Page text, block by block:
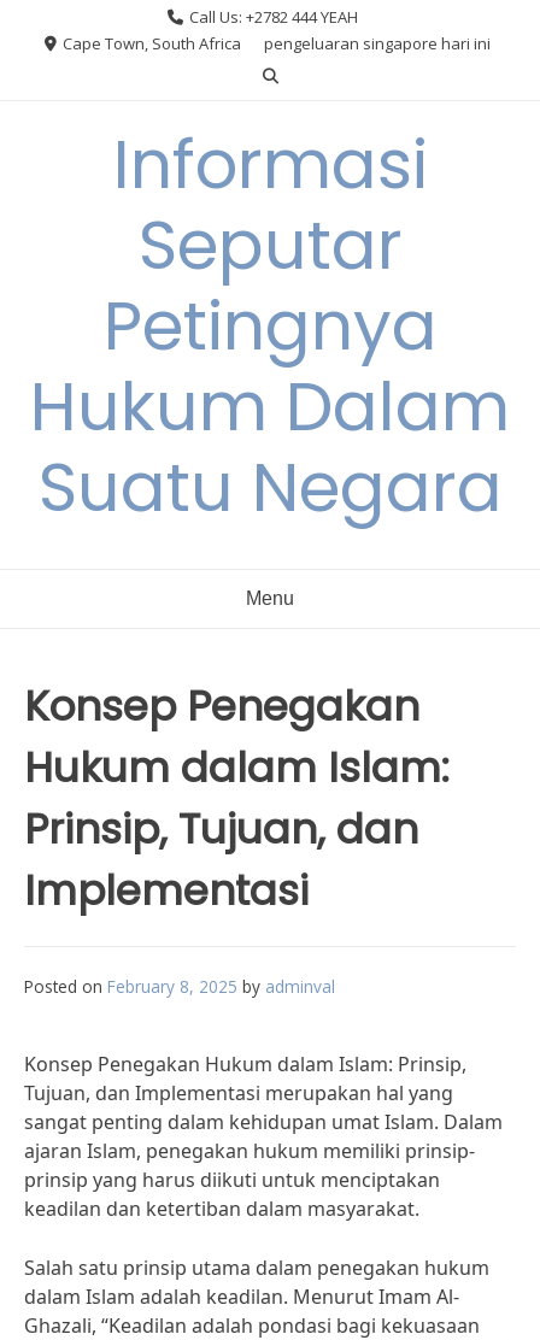
Call Us: +2782 444 YEAH
Cape Town, South Africa
pengeluaran singapore hari ini
Informasi
Seputar
Petingnya
Hukum Dalam
Suatu Negara
Menu
Konsep Penegakan
Hukum dalam Islam:
Prinsip, Tujuan, dan
Implementasi
Posted on February 8, 2025 by adminval
Konsep Penegakan Hukum dalam Islam: Prinsip,
Tujuan, dan Implementasi merupakan hal yang
sangat penting dalam kehidupan umat Islam. Dalam
ajaran Islam, penegakan hukum memiliki prinsip-
prinsip yang harus diikuti untuk menciptakan
keadilan dan ketertiban dalam masyarakat.
Salah satu prinsip utama dalam penegakan hukum
dalam Islam adalah keadilan. Menurut Imam Al-
Ghazali, “Keadilan adalah pondasi bagi kekuasaan